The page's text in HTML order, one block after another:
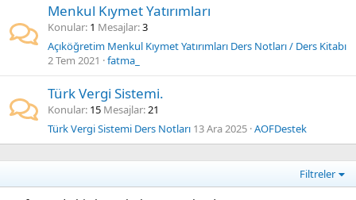
Menkul Kıymet Yatırımları
Konular 1 Mesajlar 3
Açıköğretim Menkul Kıymet Yatırımları Ders Notları / Ders Kitabı
2 Tem 2021
fatma_
Türk Vergi Sistemi.
Konular 15 Mesajlar 21
Türk Vergi Sistemi Ders Notları 13 Ara 2025 AOFDestek
Filtreler